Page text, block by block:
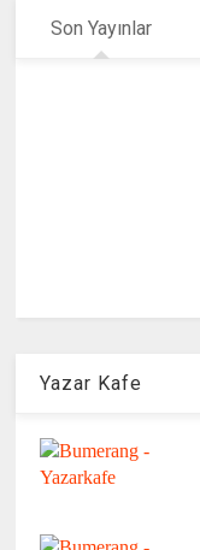
Son Yayınlar
Yazar Kafe